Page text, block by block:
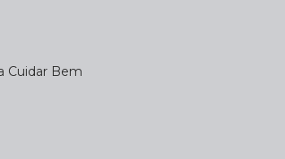
Cuidar Bem